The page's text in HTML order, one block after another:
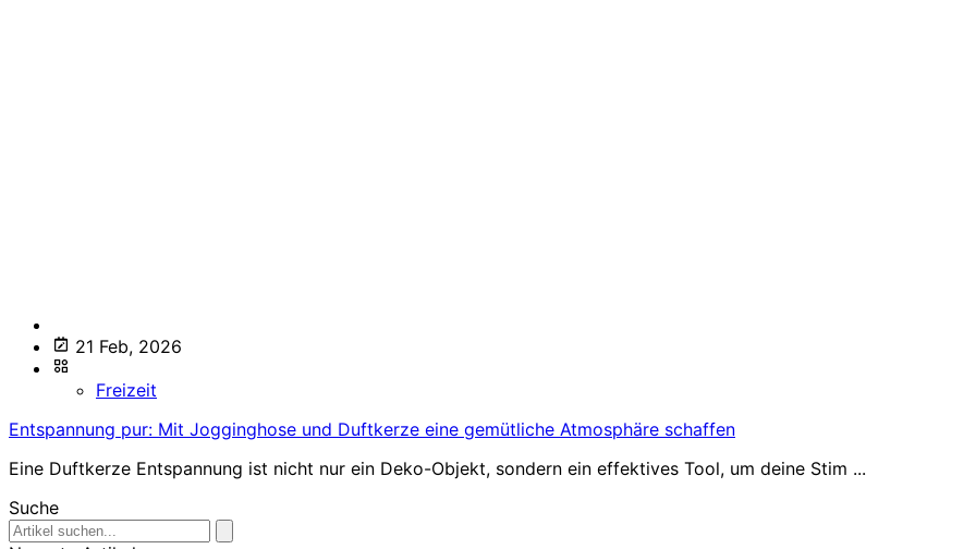
21 Feb, 2026
Freizeit
Entspannung pur: Mit Jogginghose und Duftkerze eine gemütliche Atmosphäre schaffen
Eine Duftkerze Entspannung ist nicht nur ein Deko-Objekt, sondern ein effektives Tool, um deine Stim ...
Suche